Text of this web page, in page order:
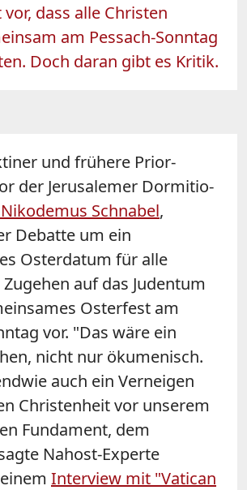
dass alle Christen
am Pessach-Sonntag
Doch daran gibt es Kritik.
und frühere Prior-
der Jerusalemer Dormitio-
Schnabel,
Debatte um ein
Osterdatum für alle
auf das Judentum
Osterfest am
vor. "Das wäre ein
nicht nur ökumenisch.
auch ein Verneigen
Christenheit vor unserem
Fundament, dem
Nahost-Experte
Interview mit "Vatican